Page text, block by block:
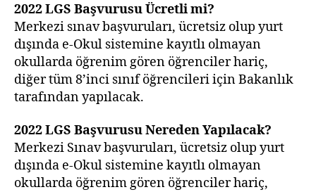
2022 LGS Başvurusu Ücretli mi?
Merkezi sınav başvuruları, ücretsiz olup yurt
dışında e-Okul sistemine kayıtlı olmayan
okullarda öğrenim gören öğrenciler hariç,
diğer tüm 8’inci sınıf öğrencileri için Bakanlık
tarafından yapılacak.
2022 LGS Başvurusu NeredenYapılacak?
Merkezi Sınav başvuruları, ücretsiz olup yurt
dışında e-Okul sistemine kayıtlı olmayan
okullarda öğrenim gören öğrenciler hariç,